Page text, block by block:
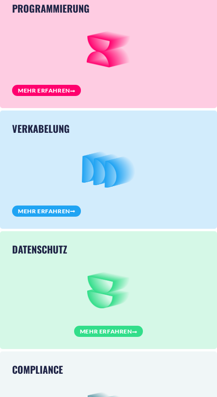
PROGRAMMIERUNG
MEHR ERFAHREN
VERKABELUNG
MEHR ERFAHREN
DATENSCHUTZ
MEHR ERFAHREN
COMPLIANCE